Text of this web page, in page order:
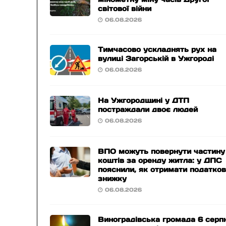
світової війни
06.08.2026
Тимчасово ускладнять рух на
вулиці Загорській в Ужгороді
06.08.2026
На Ужгородщині у ДТП
постраждали двоє людей
06.08.2026
ВПО можуть повернути частину
коштів за оренду житла: у ДПС
пояснили, як отримати
знижку
06.08.2026
Виноградівська громада 6